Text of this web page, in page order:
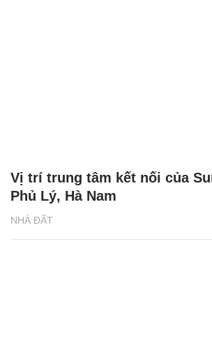
NHÀ ĐẤT
Vị trí trung tâm kết nối của
Phủ Lý, Hà Nam